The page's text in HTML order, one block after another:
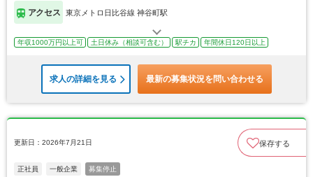
アクセス 東京メトロ日比谷線 神谷町駅
年収1000万円以上可 土日休み（相談可含む） 駅チカ 年間休日120日以上
求人の詳細を見る 最新の募集状況を問い合わせる
更新日：2026年7月21日 保存する
正社員 一般企業 募集停止